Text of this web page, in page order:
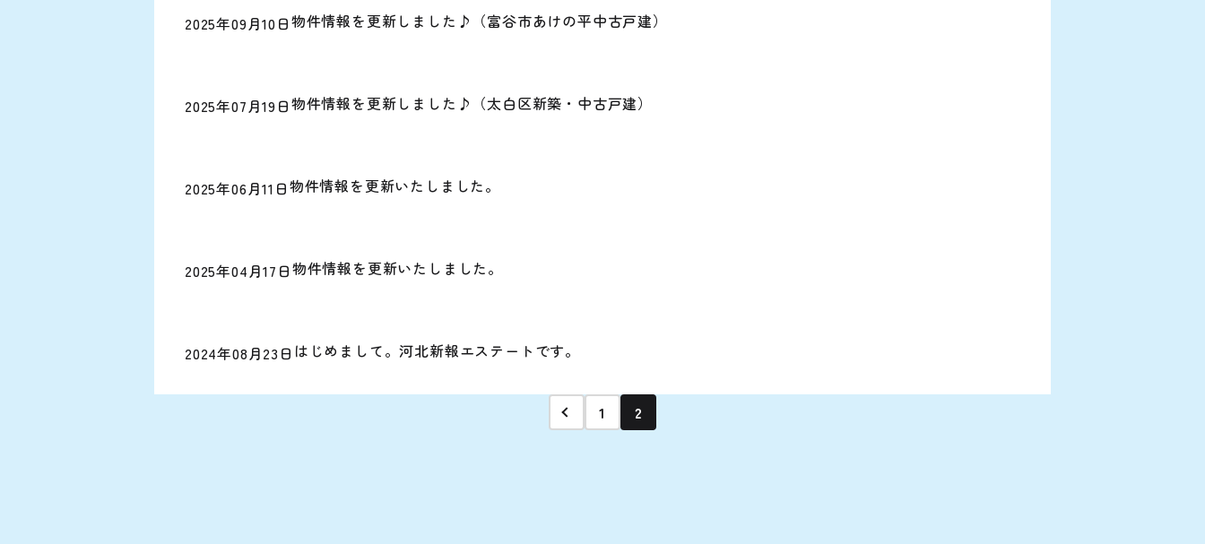
2025年09月10日物件情報を更新しました♪（富谷市あけの平中古戸建）
2025年07月19日物件情報を更新しました♪（太白区新築・中古戸建）
2025年06月11日物件情報を更新いたしました。
2025年04月17日物件情報を更新いたしました。
2024年08月23日 はじめまして。河北新報エステートです。
投
稿
1 2